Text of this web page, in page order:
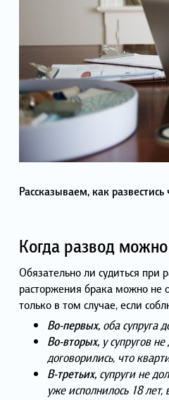
Рассказываем, как
Когда развод
Обязательно ли судиться при
расторжения брака можно не
только в том случае, если
Во-первых, оба супруга
Во-вторых, у супругов
договорились, что
В-третьих, супруги не
уже исполнилось 18 лет,